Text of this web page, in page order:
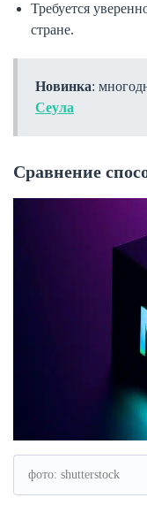
Требуется
стране.
Новинка:
Сеула
Сравнение
фото: shutterstock